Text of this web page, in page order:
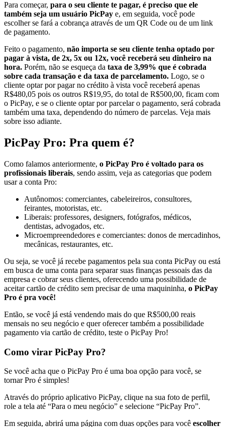
Para começar, para o seu cliente te pagar, é preciso que ele
também seja um usuário PicPay e, em seguida, você pode
escolher se fará a cobrança através de um QR Code ou de um link
de pagamento.
Feito o pagamento, não importa se seu cliente tenha optado por
pagar à vista, de 2x, 5x ou 12x, você receberá seu dinheiro na
hora. Porém, não se esqueça da taxa de 3,99% que é cobrada
sobre cada transação e da taxa de parcelamento. Logo, se o
cliente optar por pagar no crédito à vista você receberá apenas
R$480,05 pois os outros R$19,95, do total de R$500,00, ficam com
o PicPay, e se o cliente optar por parcelar o pagamento, será cobrada
também uma taxa, dependendo do número de parcelas. Veja mais
sobre isso adiante.
PicPay Pro: Pra quem é?
Como falamos anteriormente, o PicPay Pro é voltado para os
profissionais liberais, sendo assim, veja as categorias que podem
usar a conta Pro:
Autônomos: comerciantes, cabeleireiros, consultores,
feirantes, motoristas, etc.
Liberais: professores, designers, fotógrafos, médicos,
dentistas, advogados, etc.
Microempreendedores e comerciantes: donos de mercadinhos,
mecânicas, restaurantes, etc.
Ou seja, se você já recebe pagamentos pela sua conta PicPay ou está
em busca de uma conta para separar suas finanças pessoais das da
empresa e cobrar seus clientes, oferecendo uma possibilidade de
aceitar cartão de crédito sem precisar de uma maquininha, o PicPay
Pro é pra você!
Então, se você já está vendendo mais do que R$500,00 reais
mensais no seu negócio e quer oferecer também a possibilidade
pagamento via cartão de crédito, teste o PicPay Pro!
Como virar PicPay Pro?
Se você acha que o PicPay Pro é uma boa opção para você, se
tornar Pro é simples!
Através do próprio aplicativo PicPay, clique na sua foto de perfil,
role a tela até “Para o meu negócio” e selecione “PicPay Pro”.
Em seguida, abrirá uma página com duas opções para você escolher